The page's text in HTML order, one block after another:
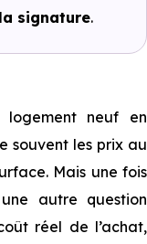
signature.
logement neuf en
souvent les prix au
Mais une fois
autre question
réel de l’achat,